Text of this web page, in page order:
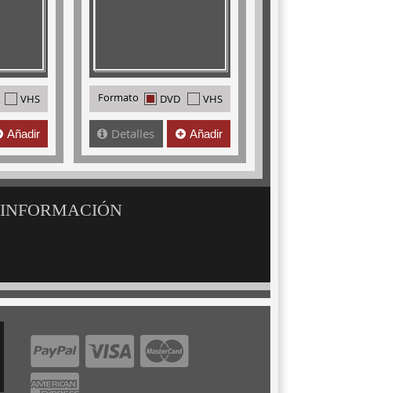
VHS
Añadir
Formato DVD VHS
Detalles Añadir
INFORMACIÓN